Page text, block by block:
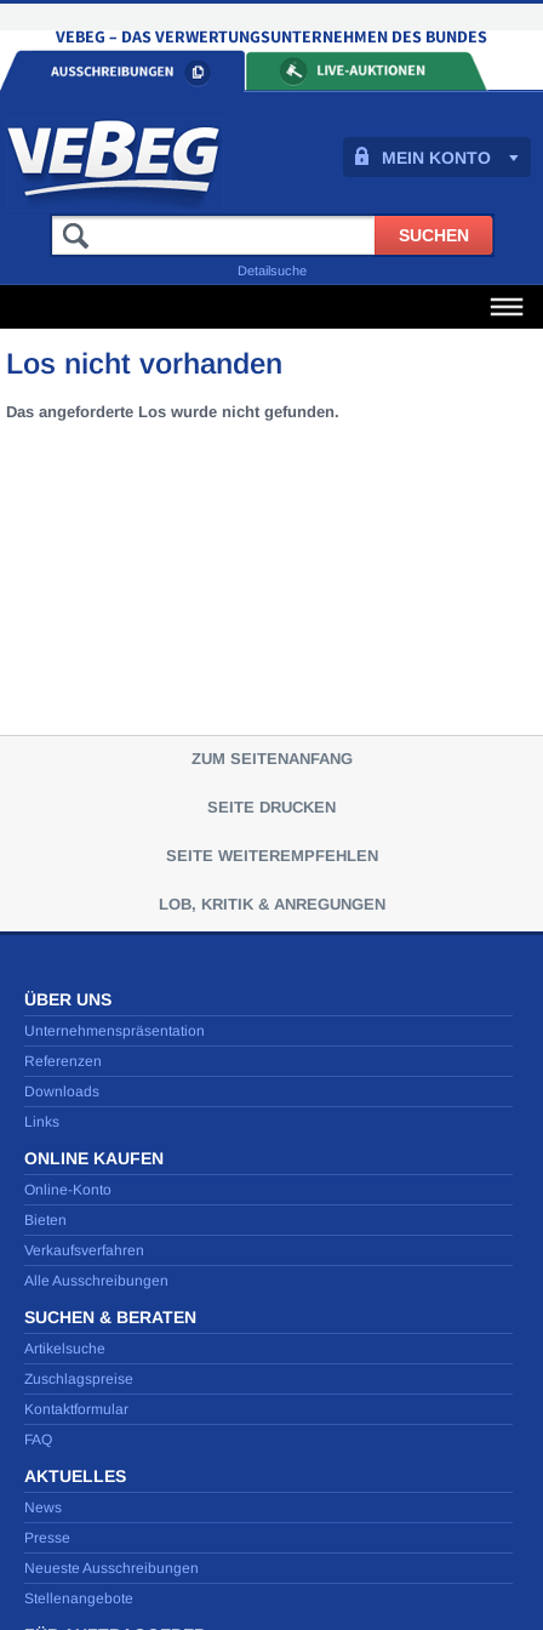
MEIN KONTO
Detailsuche
Los nicht vorhanden
Das angeforderte Los wurde nicht gefunden.
ZUM SEITENANFANG
SEITE DRUCKEN
SEITE WEITEREMPFEHLEN
LOB, KRITIK & ANREGUNGEN
ÜBER UNS
Unternehmenspräsentation
Referenzen
Downloads
Links
ONLINE KAUFEN
Online-Konto
Bieten
Verkaufsverfahren
Alle Ausschreibungen
SUCHEN & BERATEN
Artikelsuche
Zuschlagspreise
Kontaktformular
FAQ
AKTUELLES
News
Presse
Neueste Ausschreibungen
Stellenangebote